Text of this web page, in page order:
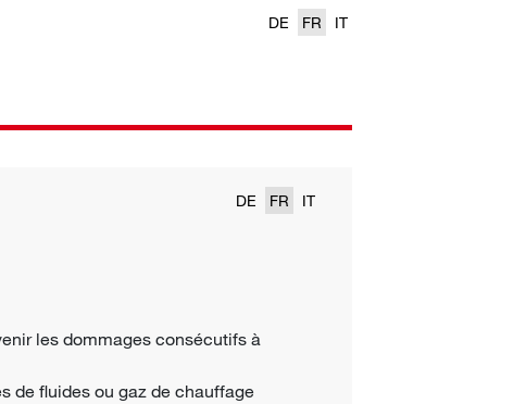
DE FR IT
DE FR IT
les dommages consécutifs à
de fluides ou gaz de chauffage